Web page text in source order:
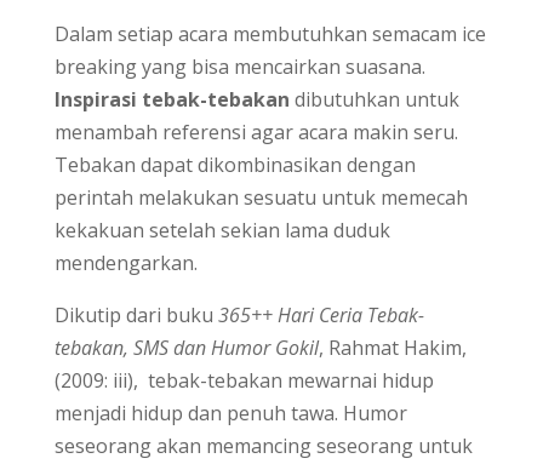
Dalam setiap acara membutuhkan semacam ice
breaking yang bisa mencairkan suasana.
Inspirasi tebak-tebakan dibutuhkan untuk
menambah referensi agar acara makin seru.
Tebakan dapat dikombinasikan dengan
perintah melakukan sesuatu untuk memecah
kekakuan setelah sekian lama duduk
mendengarkan.
Dikutip dari buku 365++ Hari Ceria Tebak-
tebakan, SMS dan Humor Gokil, Rahmat Hakim,
(2009: iii), tebak-tebakan mewarnai hidup
menjadi hidup dan penuh tawa. Humor
seseorang akan memancing seseorang untuk